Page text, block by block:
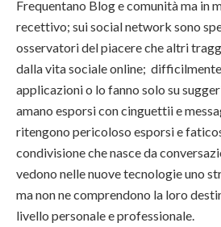
Frequentano Blog e comunità ma in
recettivo; sui social network sono
osservatori del piacere che altri
dalla vita sociale online;
applicazioni o lo fanno solo su
amano esporsi con cinguettii e
ritengono pericoloso esporsi e
condivisione che nasce da
vedono nelle nuove tecnologie uno
ma non ne comprendono la loro
livello personale e professionale.